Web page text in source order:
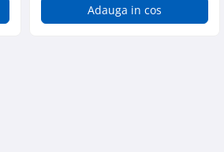
Adauga in cos